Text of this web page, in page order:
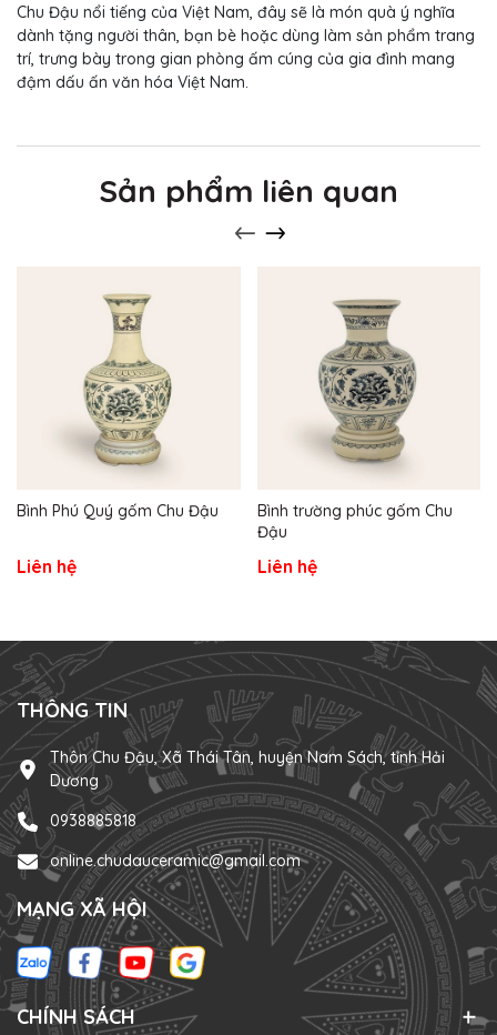
Chu Đậu nổi tiếng của Việt Nam, đây sẽ là món quà ý nghĩa
dành tặng người thân, bạn bè hoặc dùng làm sản phẩm trang
trí, trưng bày trong gian phòng ấm cúng của gia đình mang
đậm dấu ấn văn hóa Việt Nam.
Sản phẩm liên quan
Bình Phú Quý gốm Chu Đậu
Liên hệ
Bình trường phúc gốm Chu
Đậu
Liên hệ
THÔNG TIN
Thôn Chu Đậu, Xã Thái Tân, huyện Nam Sách, tỉnh Hải
Dương
0938885818
online.chudauceramic@gmail.com
MẠNG XÃ HỘI
CHÍNH SÁCH